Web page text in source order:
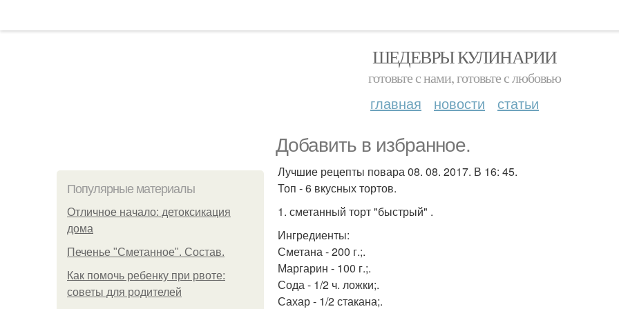
ШЕДЕВРЫ КУЛИНАРИИ
готовьте с нами, готовьте с любовью
главная новости статьи
Добавить в избранное.
Популярные материалы
Отличное начало: детоксикация
дома
Печенье "Сметанное". Состав.
Как помочь ребенку при рвоте:
советы для родителей
Лучшие рецепты повара 08. 08. 2017. В 16: 45.
Топ - 6 вкусных тортов.
1. сметанный торт "быстрый" .
Ингредиенты:
Сметана - 200 г.;.
Маргарин - 100 г.;.
Сода - 1/2 ч. ложки;.
Сахар - 1/2 стакана;.